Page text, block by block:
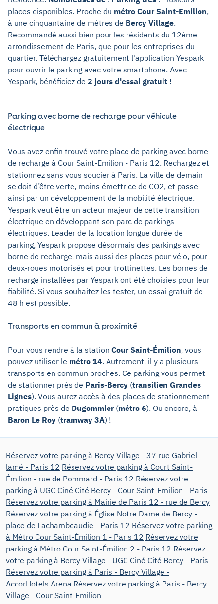
places disponibles. Proche du métro Cour Saint-Emilion,
à une cinquantaine de mètres de Bercy Village.
Recommandé aussi bien pour les résidents du 12ème
arrondissement de Paris, que pour les entreprises du
quartier. Téléchargez gratuitement l'application Yespark
pour ouvrir le parking avec votre smartphone. Avec
Yespark, bénéficiez de 2 jours d'essai gratuit !
Parking avec borne de recharge pour véhicule
électrique
Vous avez enfin trouvé votre place de parking avec borne
de recharge à Cour Saint-Emilion - Paris 12. Rechargez et
stationnez sans vous soucier à Paris. La ville de demain
se doit d’être verte, moins émettrice de CO2, et passe
ainsi par un développement de la mobilité électrique.
Yespark veut être un acteur majeur de cette transition
électrique en développant son parc de parkings
électriques. Leader de la location longue durée de
parking, Yespark propose désormais des parkings avec
borne de recharge, mais aussi des places pour vélo, pour
deux-roues motorisés et pour trottinettes. Les bornes de
recharge installées par Yespark ont été choisies pour leur
fiabilité. Si vous souhaitez les tester, un essai gratuit de
48 h est possible.
Transports en commun à proximité
Pour vous rendre à la station Cour Saint-Émilion, vous
pouvez utiliser le métro 14. Autrement, il y a plusieurs
transports en commun proches. Ce parking vous permet
de stationner près de Paris-Bercy (transilien Grandes
Lignes). Vous aurez accès à des places de stationnement
pratiques près de Dugommier(métro 6). Ou encore, à
Baron Le Roy (tramway 3A) !
Réservez votre parking à Bercy Village - 37 rue Gabriel
lamé - Paris 12 Réservez votre parking à Court Saint-
Émilion - rue de Pommard - Paris 12 Réservez votre
parking à UGC Ciné Cité Bercy - Cour Saint-Emilion - Paris
Réservez votre parking à Mairie de Paris 12 - rue de Bercy
Réservez votre parking à Église Notre Dame de Bercy -
place de Lachambeaudie - Paris 12 Réservez votre parking
à Métro Cour Saint-Émilion 1 - Paris 12 Réservez votre
parking à Métro Cour Saint-Émilion 2 - Paris 12 Réservez
votre parking à Bercy Village - UGC Ciné Cité Bercy - Paris
Réservez votre parking à Paris - Bercy Village -
AccorHotels Arena Réservez votre parking à Paris - Bercy
Village - Cour Saint-Emilion